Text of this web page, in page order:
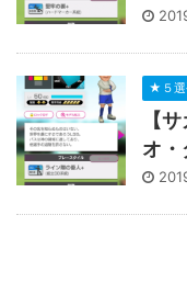
★５選
【
オ・